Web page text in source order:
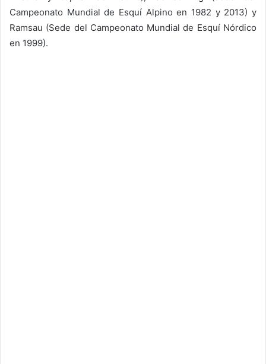
Campeonato Mundial de Esquí Alpino en 1982 y 2013) y
Ramsau (Sede del Campeonato Mundial de Esquí Nórdico
en 1999).